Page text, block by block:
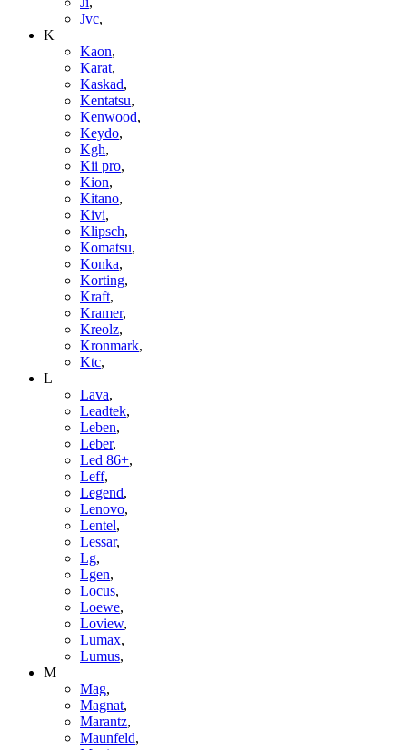
Jvc,
K
Kaon,
Karat,
Kaskad,
Kentatsu,
Kenwood,
Keydo,
Kgh,
Kii pro,
Kion,
Kitano,
Kivi,
Klipsch,
Komatsu,
Konka,
Korting,
Kraft,
Kramer,
Kreolz,
Kronmark,
Ktc,
L
Lava,
Leadtek,
Leben,
Leber,
Led 86+,
Leff,
Legend,
Lenovo,
Lentel,
Lessar,
Lg,
Lgen,
Locus,
Loewe,
Loview,
Lumax,
Lumus,
M
Mag,
Magnat,
Marantz,
Maunfeld,